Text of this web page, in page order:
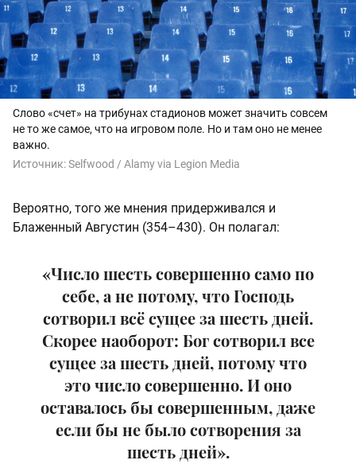
Слово «счет» на трибунах стадионов может значить совсем
не то же самое, что на игровом поле. Но и там оно не менее
важно.
Источник:Selfwood / Alamy via Legion Media
Вероятно, того же мнения придерживался и
Блаженный Августин (354–430). Он полагал:
«Число шесть совершенно само по
себе, а не потому, что Господь
сотворил всё сущее за шесть дней.
Скорее наоборот: Бог сотворил все
сущее за шесть дней, потому что
это число совершенно. И оно
оставалось бы совершенным, даже
если бы не было сотворения за
шесть дней».